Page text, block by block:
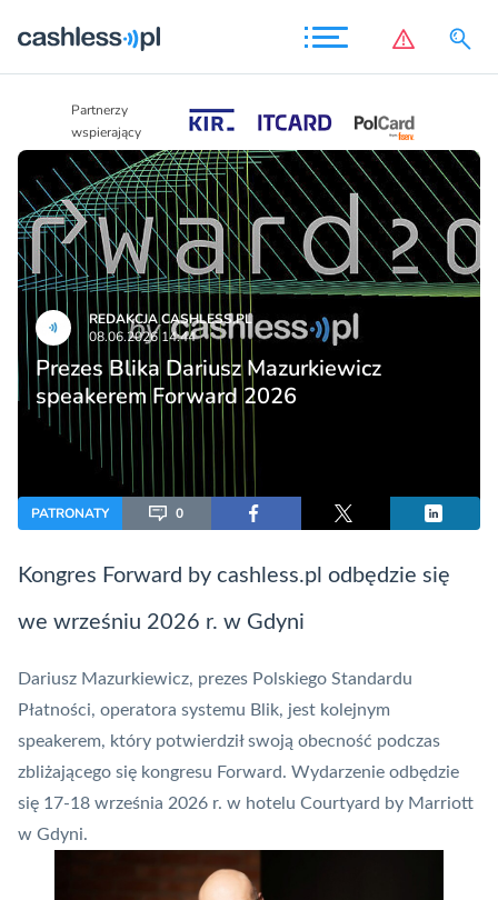
Partnerzy
wspierający
REDAKCJA CASHLESS.PL
08.06.2026 14:44
Prezes Blika Dariusz Mazurkiewicz
speakerem Forward 2026
PATRONATY 0
Kongres Forward by cashless.pl odbędzie się
we wrześniu 2026 r. w Gdyni
Dariusz Mazurkiewicz, prezes Polskiego Standardu
Płatności, operatora systemu Blik, jest kolejnym
speakerem, który potwierdził swoją obecność podczas
zbliżającego się kongresu Forward. Wydarzenie odbędzie
się 17-18 września 2026 r. w hotelu Courtyard by Marriott
w Gdyni.